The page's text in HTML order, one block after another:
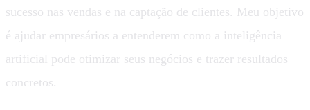
sucesso nas vendas e na captação de clientes. Meu objetivo
é ajudar empresários a entenderem como a inteligência
artificial pode otimizar seus negócios e trazer resultados
concretos.